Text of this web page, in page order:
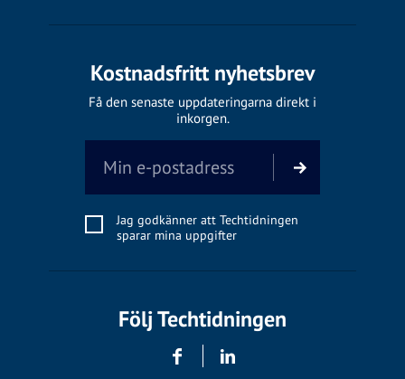
Kostnadsfritt nyhetsbrev
Få den senaste uppdateringarna direkt i
inkorgen.
Jag godkänner att Techtidningen
sparar mina uppgifter
Följ Techtidningen